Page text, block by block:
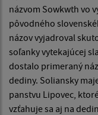
názvom Sowkwth vo
pôvodného
názov vyjadroval
soľanky vytekajúcej
dostalo primeraný
dediny. Soliansky
panstvu Lipovec,
vzťahuje sa aj na